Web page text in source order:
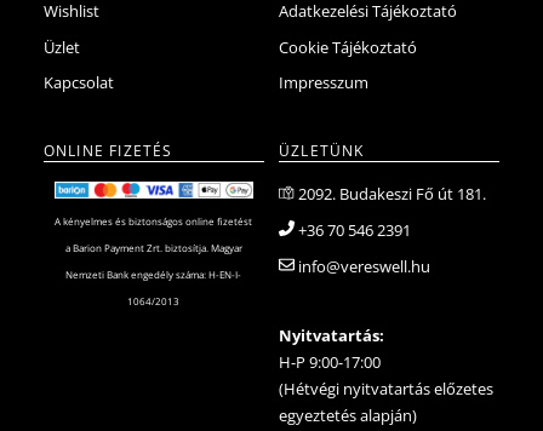
Wishlist
Üzlet
Kapcsolat
Adatkezelési Tájékoztató
Cookie Tájékoztató
Impresszum
ONLINE FIZETÉS
A kényelmes és biztonságos online fizetést
a Barion Payment Zrt. biztosítja. Magyar
Nemzeti Bank engedély száma: H-EN-I-
1064/2013
ÜZLETÜNK
2092. Budakeszi Fő út 181.
+36 70 546 2391
info@vereswell.hu
Nyitvatartás:
H-P 9:00-17:00
(Hétvégi nyitvatartás előzetes
egyeztetés alapján)